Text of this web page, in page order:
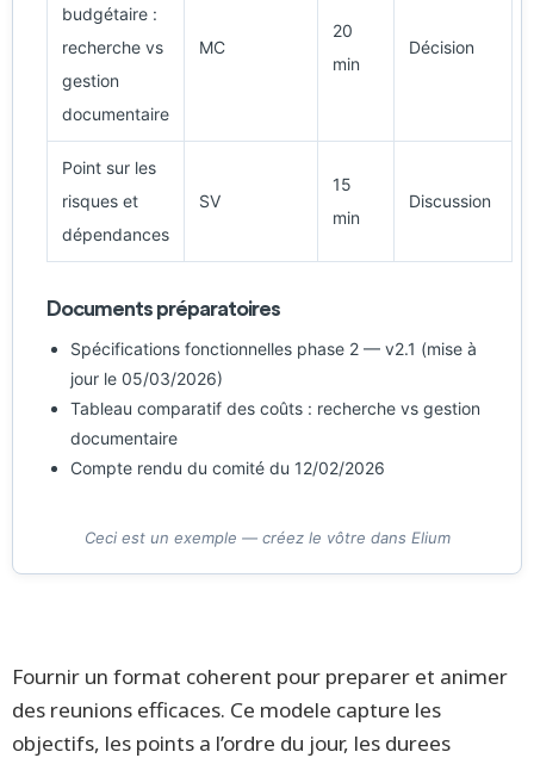
budgétaire :
recherche vs
gestion
documentaire
MC
20
min
Décision
Point sur les
risques et
dépendances
SV
15
min
Discussion
Documents préparatoires
Spécifications fonctionnelles phase 2 — v2.1 (mise à
jour le 05/03/2026)
Tableau comparatif des coûts : recherche vs gestion
documentaire
Compte rendu du comité du 12/02/2026
Ceci est un exemple — créez le vôtre dans Elium
Fournir un format coherent pour preparer et animer
des reunions efficaces. Ce modele capture les
objectifs, les points a l’ordre du jour, les durees